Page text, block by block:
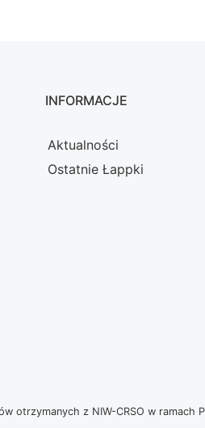
INFORMACJE
Aktualności
Ostatnie Łappki
otrzymanych z NIW-CRSO w